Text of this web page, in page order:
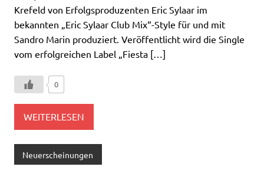
Krefeld von Erfolgsproduzenten Eric Sylaar im
bekannten „Eric Sylaar Club Mix“-Style für und mit
Sandro Marin produziert. Veröffentlicht wird die Single
vom erfolgreichen Label „Fiesta […]
0
WEITERLESEN
Neuerscheinungen